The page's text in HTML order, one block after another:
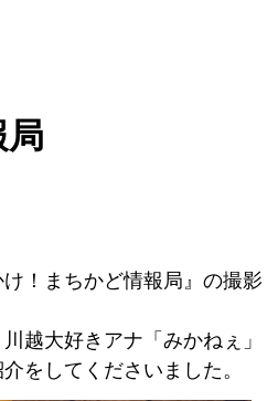
！まちかど情報局』の撮影
越大好きアナ「みかねぇ」
をしてくださいました。